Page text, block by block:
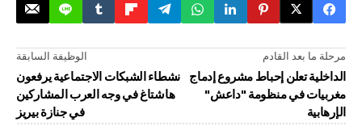
الوظيفة السابقة
نشطاء الشبكات الاجتماعية يرفعون
هاشتاغ في وجه العرب المشاركين
في جنازة بيريز
القادم
إحباط مشروع إدماج
منظومة "داعش"